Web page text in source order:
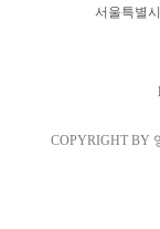
서울특별
COPYRIGHT BY